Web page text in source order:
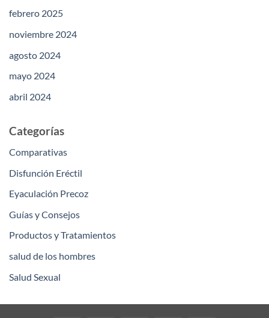
febrero 2025
noviembre 2024
agosto 2024
mayo 2024
abril 2024
Categorías
Comparativas
Disfunción Eréctil
Eyaculación Precoz
Guías y Consejos
Productos y Tratamientos
salud de los hombres
Salud Sexual